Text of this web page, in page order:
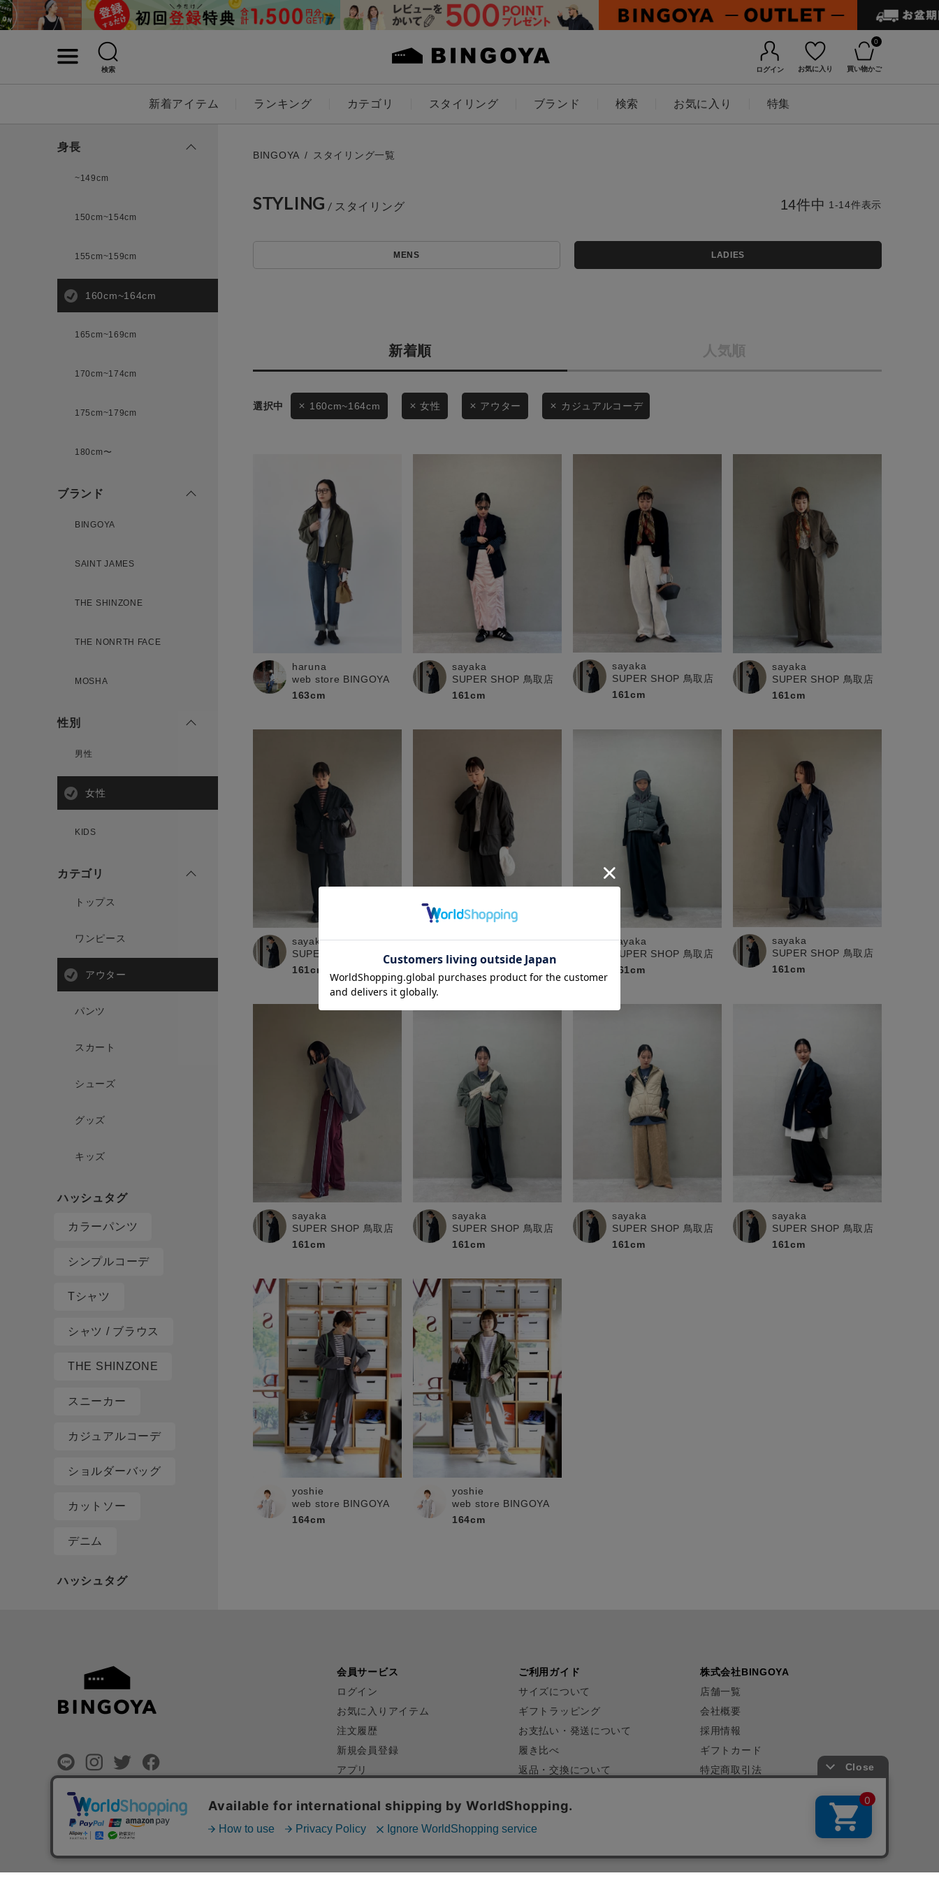
検索 ログイン お気に入り
0
買い物かご
新着アイテム ランキング カテゴリ スタイリング ブランド 検索 お気に入り 特集
新規会員登録
アイテムを探す
スタイリングから探す
WEB限定アイテムを探す
BINGOYAについて
採用情報
ご利用ガイド
ギフトラッピング
お問い合わせ
無料公式アプリダウンロード
キーワード
LADIES KIDS
価格
セール価格
在庫
在庫なし含む
この条件で絞り込む
身長
~149cm
150cm~154cm
155cm~159cm
160cm~164cm
165cm~169cm
170cm~174cm
175cm~179cm
180cm〜
ブランド
BINGOYA
SAINT JAMES
THE SHINZONE
THE NONRTH FACE
MOSHA
性別
男性
女性
KIDS
カテゴリ
トップス
ワンピース
アウター
パンツ
スカート
シューズ
グッズ
キッズ
カラーパンツ
シンプルコーデ
Tシャツ
シャツ / ブラウス
THE SHINZONE
スニーカー
カジュアルコーデ
ショルダーバッグ
カットソー
デニム
BINGOYA スタイリング一覧
STYLING
MENS LADIES
新着順 人気順
14件中 1-14件表示
160cm~164cm 女性 アウター カジュアルコーデ
haruna
web store BINGOYA
163cm
sayaka
SUPER SHOP 鳥取店
161cm
sayaka
SUPER SHOP 鳥取店
161cm
sayaka
SUPER SHOP 鳥取店
161cm
sayaka
SUPER SHOP 鳥取店
161cm
sayaka
SUPER SHOP 鳥取店
161cm
sayaka
SUPER SHOP 鳥取店
161cm
sayaka
SUPER SHOP 鳥取店
161cm
sayaka
SUPER SHOP 鳥取店
161cm
sayaka
SUPER SHOP 鳥取店
161cm
sayaka
SUPER SHOP 鳥取店
161cm
sayaka
SUPER SHOP 鳥取店
161cm
yoshie
web store BINGOYA
164cm
yoshie
web store BINGOYA
164cm
会員サービス
ログイン
お気に入りアイテム
注文履歴
新規会員登録
アプリ
ご利用ガイド
サイズについて
ギフトラッピング
お支払い・発送について
履き比べ
返品・交換について
お問い合わせ
株式会社BINGOYA
店舗一覧
会社概要
採用情報
ギフトカード
特定商取引法
©BINGOYA Co,.Ltd.